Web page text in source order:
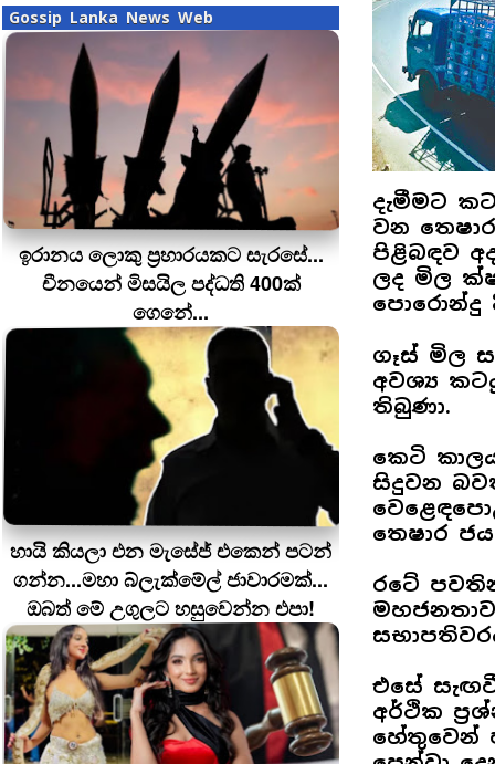
Gossip Lanka News Web
ඉරානය ලොකු ප‍්‍රහාරයකට සැරසේ...
චීනයෙන් මිසයිල පද්ධති 400ක්
ගෙනේ...
හායි කියලා එන මැසේජ් එකෙන් පටන්
ගන්න...මහා බ්ලැක්මේල් ජාවාරමක්...
ඔබත් මේ උගුලට හසුවෙන්න එපා!
දැමීමට
වන
පිළිබඳව
ලද මිල
පොරොන්දු
ගෑස් මිල
අවශ්‍ය
තිබුණා.
කෙටි
සිදුවන
තෙෂාර
රටේ
එසේ
අර්ථික
හේතුවෙන්